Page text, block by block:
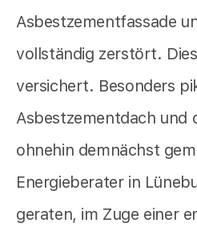
Asbestzementfassade
vollständig zerstört.
versichert. Besonders
Asbestzementdach und
ohnehin demnächst
Energieberater in
geraten, im Zuge einer